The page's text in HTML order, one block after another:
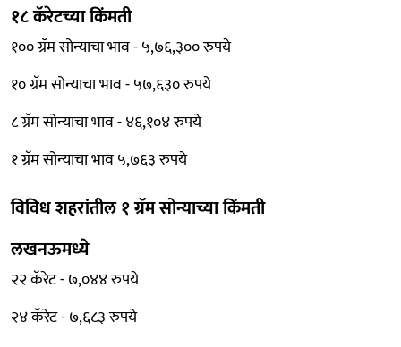
१८ कॅरेटच्या किंमती
१०० ग्रॅम सोन्याचा भाव - ५,७६,३०० रुपये
१० ग्रॅम सोन्याचा भाव - ५७,६३० रुपये
८ ग्रॅम सोन्याचा भाव - ४६,१०४ रुपये
१ ग्रॅम सोन्याचा भाव ५,७६३ रुपये
विविध शहरांतील १ ग्रॅम सोन्याच्या किंमती
लखनऊमध्ये
२२ कॅरेट - ७,०४४ रुपये
२४ कॅरेट - ७,६८३ रुपये